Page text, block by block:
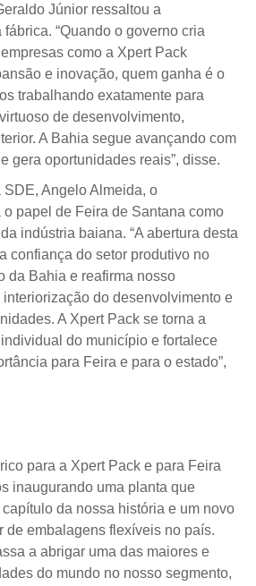
Júnior ressaltou a
“Quando o governo cria
como a Xpert Pack
e inovação, quem ganha é o
trabalhando exatamente para
de desenvolvimento,
A Bahia segue avançando com
gera oportunidades reais”, disse.
SDE, Angelo Almeida, o
o papel de Feira de Santana como
indústria baiana. “A abertura desta
confiança do setor produtivo no
da Bahia e reafirma nosso
do desenvolvimento e
A Xpert Pack se torna a
do município e fortalece
para Feira e para o estado”,
para a Xpert Pack e para Feira
inaugurando uma planta que
da nossa história e um novo
de embalagens flexíveis no país.
a abrigar uma das maiores e
do mundo no nosso segmento,